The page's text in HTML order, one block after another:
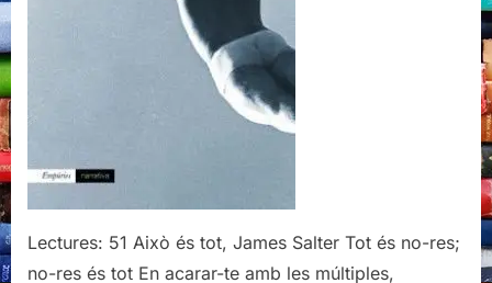
Lectures: 51 Això és tot, James Salter Tot és no-res;
no-res és tot En acarar-te amb les múltiples,